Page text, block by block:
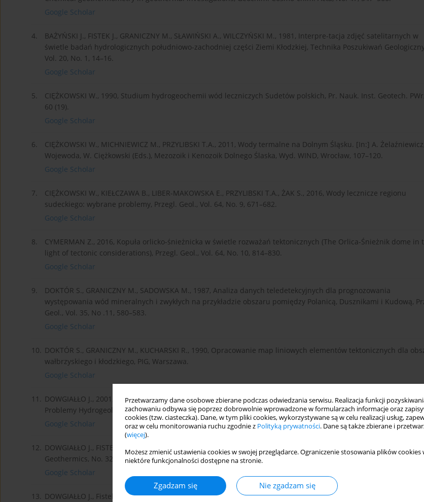
Przetwarzamy dane osobowe zbierane podczas odwiedzania serwisu. Realizacja funkcji
zachowaniu odbywa się poprzez dobrowolnie wprowadzone w formularzach informacje oraz
cookies (tzw. ciasteczka). Dane, w tym pliki cookies, wykorzystywane są w celu realizacji usług,
oraz w celu monitorowania ruchu zgodnie z Polityką prywatności. Dane są także zbierane i
(więcej).
Możesz zmienić ustawienia cookies w swojej przeglądarce. Ograniczenie stosowania plików
niektóre funkcjonalności dostępne na stronie.
Zgadzam się Nie zgadzam się
Google Scholar
4.
BAŻYŃSKI J., FISTEK J., GRANICZNY M., SŁAWIŃSKI A., WILCZYŃSKI M., 1981, Interpre-tacja zdjęć satelitarnych w
świetle badań hydrologicznych południowo-zachodniej części Ziemi Kłodzkiej, Technika Poszukiwań
Vol. 20, No. 1, 14–16.
Google Scholar
5.
CIĘŻKOWSKI W., 1990, Studium hydrogeochemii wód leczniczych Sudetów polskich, Pr. Nauk. Inst. Geotech.
60 (19).
Google Scholar
6.
CIĘŻKOWSKI W., MICHNIEWICZ M., PRZYLIBSKI T.A., 2011, Wody termalne na Dolnym Śląsku. [In:] A.
Wojewoda, W. Ciężkowski (Eds.), Mezozoik i Kenozoik Dolnego Ślaska, Wyd. WIND, Wrocław, 107–120.
Google Scholar
7.
CIĘŻKOWSKI W., KIEŁCZAWA B., LIBER-MAKOWSKA E., PRZYLIBSKI T.A., ŻAK S., 2016, Wody lecznicze regionu
sudeckiego: wybrane problemy, Przegl. Geol., Vol. 64, No. 9, 671–682.
Google Scholar
8.
CYMERMAN Z., 2016, Kopuła orlicko-śnieżnicka w świetle rozważań tektonicznych (The Orlica-Śnieżnik dome in
light of tectonic considerations), Przegl. Geol., Vol. 64, No. 10, 814–830.
Google Scholar
9.
DOKTÓR S., GRANICZNY M., SADOWSKA M., 1987, Analiza danych teledetekcyjnych dla prognozowania
występowania wód mineralnych i zwykłych na przykładzie obszaru pomiędzy Polanicą, Dusznikami i Kudową,
Geol., Vol. 35, No .11, 580–583.
Google Scholar
10. DOKTÓR S., GRANICZNY M., KUCHARSKI R., 1990, Opracowanie map liniowych elementów tektonicznych dla
wałbrzyskiego i kłodzkiego, PIG, Warszawa.
Google Scholar
11. DOWGIAŁŁO J., 2001, Sudecki region geotermalny – określenie, podział, perspektywy poszuki-wawcze,
Problemy Hydrogeologii, Vol. 10, 301–308.
Google Scholar
12. DOWGIAŁŁO J., FISTEK J., 2003, New findings in the Wałbrzych-Kłodzko geothermal sub-region (Sudetes, Poland),
Geothermics, No. 32, 689–699.
Google Scholar
13. DOWGIAŁŁO J., Fistek J., 2007, Prowincja sudecka. In: Hydrogeologia regionalna Polski. Vol. 2. Wody mineralne,